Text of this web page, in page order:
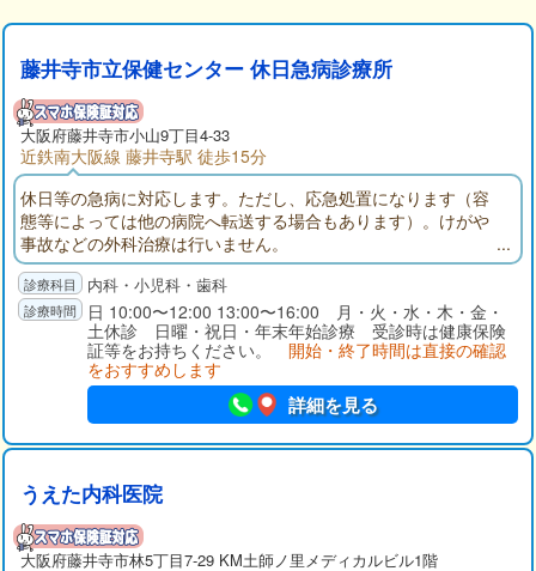
藤井寺市立保健センター 休日急病診療所
大阪府藤井寺市小山9丁目4-33
近鉄南大阪線 藤井寺駅 徒歩15分
休日等の急病に対応します。ただし、応急処置になります（容
態等によっては他の病院へ転送する場合もあります）。けがや
事故などの外科治療は行いません。
内科・小児科・歯科
日 10:00〜12:00 13:00〜16:00 月・火・水・木・金・
土休診 日曜・祝日・年末年始診療 受診時は健康保険
証等をお持ちください。 開始・終了時間は直接の確認
をおすすめします
詳細を見る
うえた内科医院
大阪府藤井寺市林5丁目7-29 KM土師ノ里メディカルビル1階